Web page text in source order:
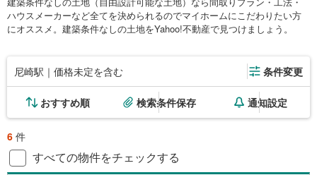
ハウスメーカーなど全てを決められるのでマイホームにこだわりたい方
にオススメ。建築条件なしの土地をYahoo!不動産で見つけましょう。
尼崎駅｜価格未定を含む 条件変更
おすすめ順 検索条件保存 通知設定
6 件
すべての物件をチェックする